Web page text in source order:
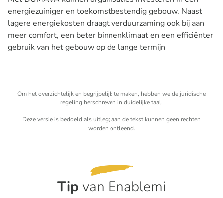
energiezuiniger en toekomstbestendig gebouw. Naast
lagere energiekosten draagt verduurzaming ook bij aan
meer comfort, een beter binnenklimaat en een efficiënter
gebruik van het gebouw op de lange termijn
Om het overzichtelijk en begrijpelijk te maken, hebben we de juridische
regeling herschreven in duidelijke taal.
Deze versie is bedoeld als uitleg; aan de tekst kunnen geen rechten
worden ontleend.
Tip van Enablemi